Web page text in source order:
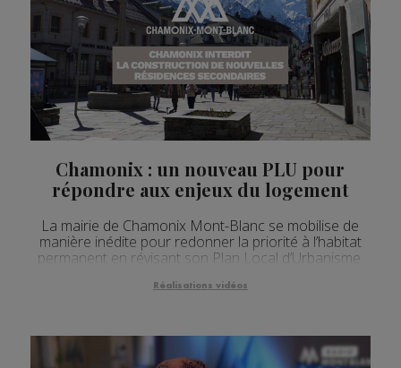
Chamonix : un nouveau PLU pour
répondre aux enjeux du logement
La mairie de Chamonix Mont-Blanc se mobilise de
manière inédite pour redonner la priorité à l’habitat
permanent en révisant son Plan Local d’Urbanisme.
Réalisations vidéos